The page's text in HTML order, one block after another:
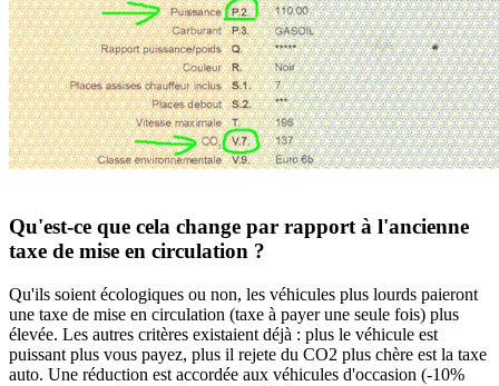
Qu'est-ce que cela change par rapport à l'ancienne
taxe de mise en circulation ?
Qu'ils soient écologiques ou non, les véhicules plus lourds paieront
une taxe de mise en circulation (taxe à payer une seule fois) plus
élevée. Les autres critères existaient déjà : plus le véhicule est
puissant plus vous payez, plus il rejete du CO2 plus chère est la taxe
auto. Une réduction est accordée aux véhicules d'occasion (-10%